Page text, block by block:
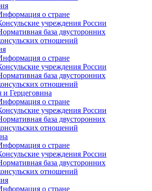
о стране
учреждения России
база двусторонних
отношений
о стране
учреждения России
база двусторонних
отношений
и Герцеговина
о стране
учреждения России
база двусторонних
отношений
о стране
учреждения России
база двусторонних
отношений
о стране